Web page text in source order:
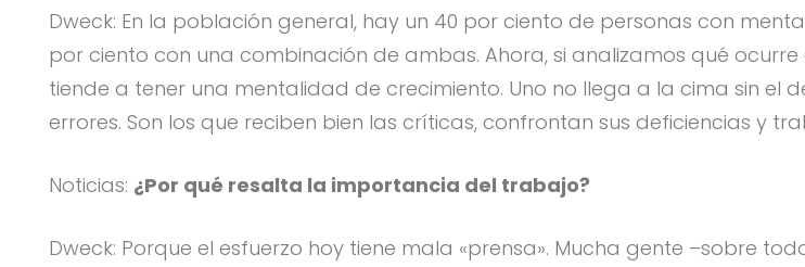
Dweck: En la población general, hay un 40 por ciento de personas con
por ciento con una combinación de ambas. Ahora, si analizamos qué
tiende a tener una mentalidad de crecimiento. Uno no llega a la cima sin el
errores. Son los que reciben bien las críticas, confrontan sus deficiencias y
Noticias: ¿Por qué resalta la importancia del trabajo?
Dweck: Porque el esfuerzo hoy tiene mala «prensa». Mucha gente –sobre